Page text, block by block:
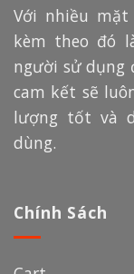
Với nhiều
kèm theo đó
người sử dụng
cam kết sẽ
lượng tốt và
dùng.
Chính Sách